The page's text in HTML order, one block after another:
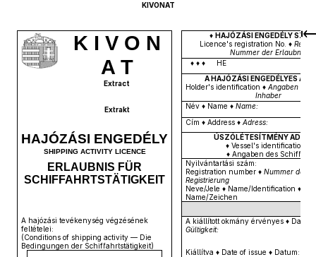
KIVONAT
K I V O N
A T
Extract
Extrakt
♦ HAJÓZÁSI ENGEDÉLY
Licence's registration No. ♦
Nummer der Erlaubnis
♦ ♦ ♦
HE
A HAJÓZÁSI ENGEDÉLYES
Holder's identification ♦ Angaben der
Inhaber
Név ♦ Name ♦ Name:
Cím ♦ Address ♦ Adress:
HAJÓZÁSI ENGEDÉLY
SHIPPING ACTIVITY LICENCE
ERLAUBNIS FÜR
SCHIFFAHRTSTÄTIGKEIT
ÚSZÓLÉTESÍTMÉNY ADATAI
♦ Vessel's identification ♦
♦ Angaben des Schiffs ♦
Nyilvántartási szám:
Registration number ♦ Nummer der
Registrierung
Neve/Jele ♦ Name/Identification ♦
Name/Zeichen
A hajózási tevékenység végzésének
feltételei:
(Conditions of shipping activity ― Die
Bedingungen der Schiffahrtstätigkeit)
A kiállított okmány érvényes ♦ Date
Gültigkeit:
Kiállítva ♦ Date of issue ♦ Datum: